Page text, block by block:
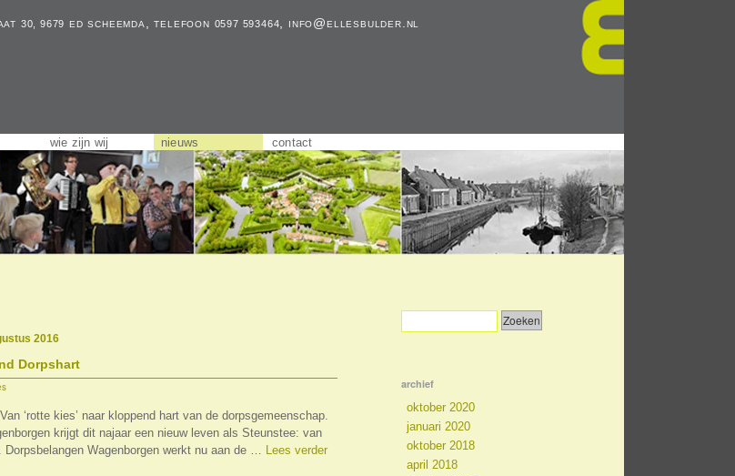
30, 9679 ed scheemda, telefoon 0597 593464 info@ellesbulder.nl
wie zijn wij nieuws contact
2016
Dorpshart
‘rotte kies’ naar kloppend hart van de dorpsgemeenschap.
krijgt dit najaar een nieuw leven als Steunstee: van
Wagenborgen werkt nu aan de … Lees verder
archief
oktober 2020
januari 2020
oktober 2018
april 2018